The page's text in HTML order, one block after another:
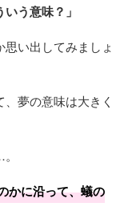
う意味？」
い出してみましょ
夢の意味は大きく
かに沿って、蟻の